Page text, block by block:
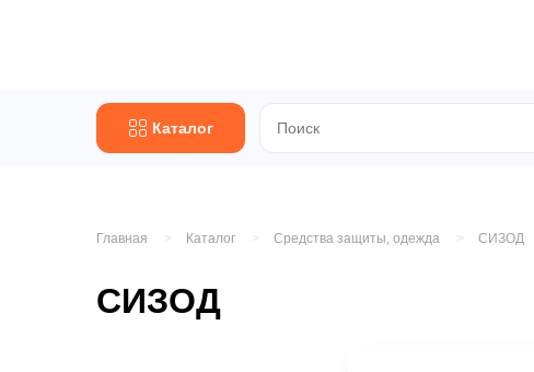
Каталог
Главная Каталог Средства защиты, одежда СИЗОД
СИЗОД